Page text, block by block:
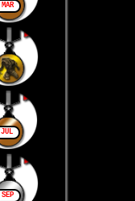
MÄR
JUL
SEP